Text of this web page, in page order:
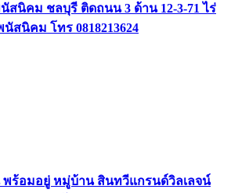
สนิคม ชลบุรี ติดถนน 3 ด้าน 12-3-71 ไร่
สนิคม โทร 0818213624
พร้อมอยู่ หมู่บ้าน สินทวีแกรนด์วิลเลจน์